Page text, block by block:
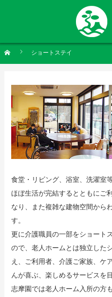
ショートステイ
食堂・リビング、浴室、洗濯室
ほぼ生活が完結するとともにご
なり、また複雑な建物空間から
す。
更に介護職員の一部をショート
ので、老人ホームとは独立した
え、ご利用者、介護ご家族、ケ
んが喜ぶ、楽しめるサービスを
志摩園では老人ホーム入所の方